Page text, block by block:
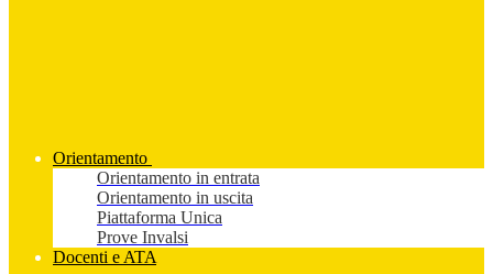
Orientamento
Orientamento in entrata
Orientamento in uscita
Piattaforma Unica
Prove Invalsi
Docenti e ATA